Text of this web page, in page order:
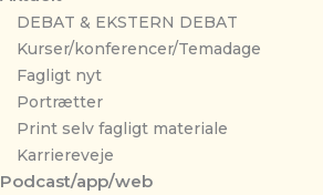
DEBAT & EKSTERN DEBAT
Kurser/konferencer/Temadage
Fagligt nyt
Portrætter
Print selv fagligt materiale
Karriereveje
Podcast/app/web